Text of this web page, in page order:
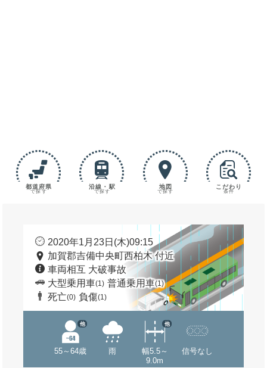
都道府県
で探す
沿線・駅
で探す
地図
で探す
こだわり
条件
2020年1月23日(木)09:15
加賀郡吉備中央町西柏木 付近
車両相互 大破事故
大型乗用車(1) 普通乗用車(1)
死亡(0) 負傷(1)
55～64歳
他
雨
幅5.5～
9.0m
他
信号なし